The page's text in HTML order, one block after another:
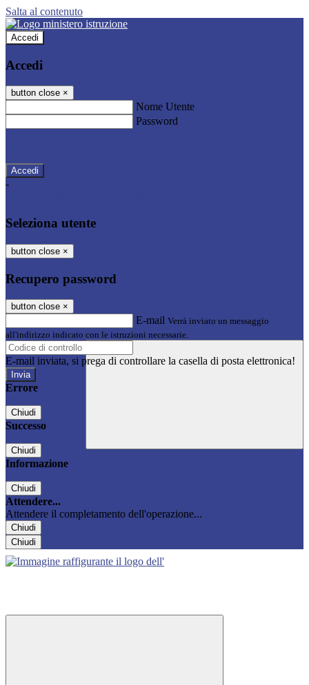
Salta al contenuto
Accedi
Accedi
button close ×
Nome Utente
Password
-
Seleziona utente
button close ×
Recupero password
button close ×
E-mail Verrà inviato un messaggio
all'indirizzo indicato con le istruzioni necessarie.
E-mail inviata, si prega di controllare la casella di posta elettronica!
Errore
Chiudi
Successo
Chiudi
Informazione
Chiudi
Attendere...
Attendere il completamento dell'operazione...
Chiudi
Chiudi